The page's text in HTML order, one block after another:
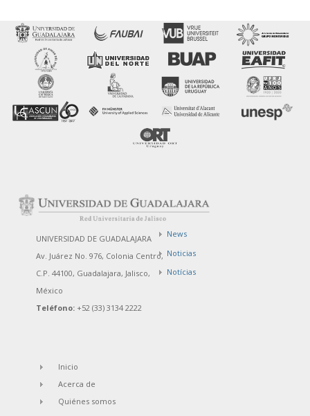
UNIVERSIDAD DE GUADALAJARA
Av. Juárez No. 976, Colonia Centro,
C.P. 44100, Guadalajara, Jalisco,
México
Teléfono: +52 (33) 3134 2222
News
Noticias
Notícias
Inicio
Acerca de
Quiénes somos